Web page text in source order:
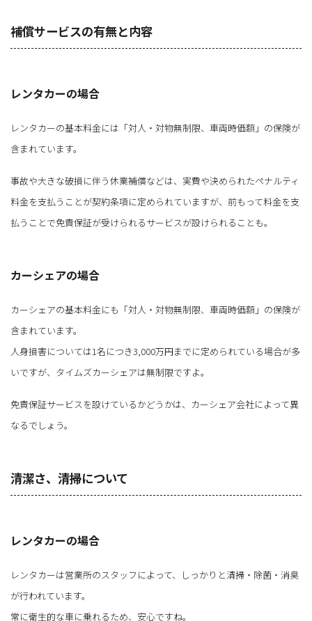
補償サービスの有無と内容
レンタカーの場合
レンタカーの基本料金には「対人・対物無制限、車両時価額」の保険が
含まれています。
事故や大きな破損に伴う休業補償などは、実費や決められたペナルティ
料金を支払うことが契約条項に定められていますが、前もって料金を支
払うことで免責保証が受けられるサービスが設けられることも。
カーシェアの場合
カーシェアの基本料金にも「対人・対物無制限、車両時価額」の保険が
含まれています。
人身損害については1名につき3,000万円までに定められている場合が多
いですが、タイムズカーシェアは無制限ですよ。
免責保証サービスを設けているかどうかは、カーシェア会社によって異
なるでしょう。
清潔さ、清掃について
レンタカーの場合
レンタカーは営業所のスタッフによって、しっかりと清掃・除菌・消臭
が行われています。
常に衛生的な車に乗れるため、安心ですね。